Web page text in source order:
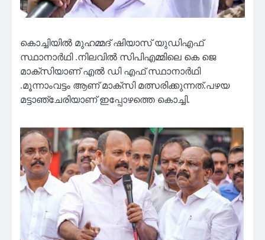
കൊച്ചിയിൽ മുഹമ്മദ് ഷിയാസ് യുഡിഎഫ്
സ്ഥാനാർഥി .നിലവിൽ സിപിഎമ്മിലെ കെ ജെ
മാക്സിയാണ് എൽ ഡി എഫ് സ്ഥാനാർഥി
.മൂന്നാംവട്ടം ആണ് മാക്സി മത്സരിക്കുന്നത്.പഴയ
മട്ടാഞ്ചേരിയാണ് ഇപ്പോഴത്തെ കൊച്ചി.